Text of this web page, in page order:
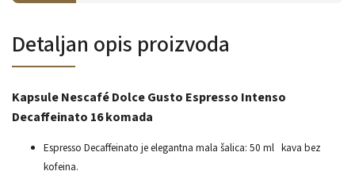
Detaljan opis proizvoda
Kapsule Nescafé Dolce Gusto Espresso Intenso
Decaffeinato 16 komada
Espresso Decaffeinato je elegantna mala šalica: 50 ml kava bez
kofeina.